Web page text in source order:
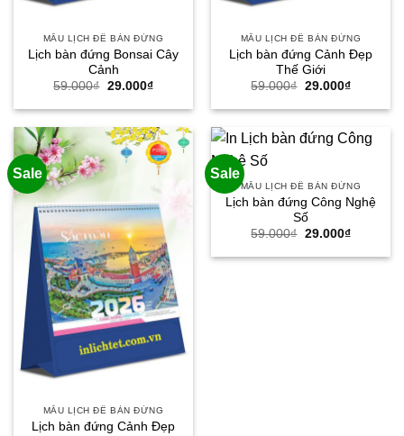
MẪU LỊCH ĐỂ BÀN ĐỨNG
Lịch bàn đứng Bonsai Cây
Cảnh
59.000₫ Giá
là:
29.000₫Giá
tại
29.000₫.
MẪU LỊCH ĐỂ BÀN ĐỨNG
Lịch bàn đứng Cảnh Đẹp
Thế Giới
59.000₫ Giá
là:
29.000₫Giá
tại
29.000₫.
Sale
MẪU LỊCH ĐỂ BÀN ĐỨNG
Lịch bàn đứng Cảnh Đẹp
Sale
MẪU LỊCH ĐỂ BÀN ĐỨNG
Lịch bàn đứng Công Nghệ
Số
59.000₫ Giá
là:
29.000₫Giá
tại